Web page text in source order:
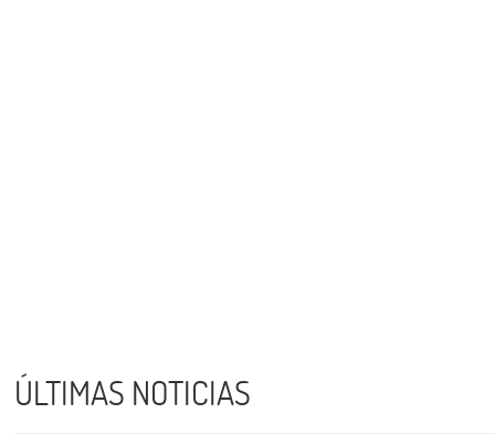
ÚLTIMAS NOTICIAS